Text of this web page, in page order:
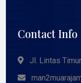
Contact Info
Jl. Lintas